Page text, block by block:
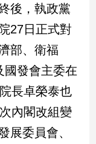
後，執政黨
27日正式對
部、衛福
國發會主委在
長卓榮泰也
內閣改組變
展委員會、